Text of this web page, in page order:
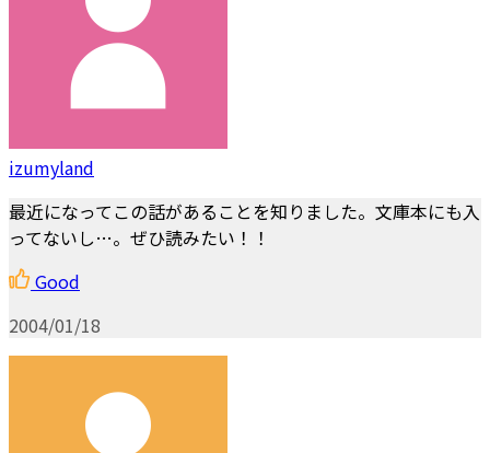
izumyland
最近になってこの話があることを知りました。文庫本にも入
ってないし…。ぜひ読みたい！！
Good
2004/01/18